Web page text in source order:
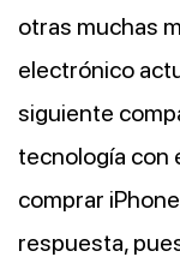
otras muchas
electrónico
siguiente
tecnología con
comprar
respuesta,